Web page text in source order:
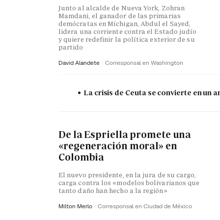
Junto al alcalde de Nueva York, Zohran
Mamdani, el ganador de las primarias
demócratas en Míchigan, Abdul el Sayed,
lidera una corriente contra el Estado judío
y quiere redefinir la política exterior de su
partido
David Alandete Corresponsal en Washington
La crisis de Ceuta se convierte en un
De la Espriella promete una
«regeneración moral» en
Colombia
El nuevo presidente, en la jura de su cargo,
carga contra los «modelos bolivarianos que
tanto daño han hecho a la región»
Milton Merlo Corresponsal en Ciudad de México